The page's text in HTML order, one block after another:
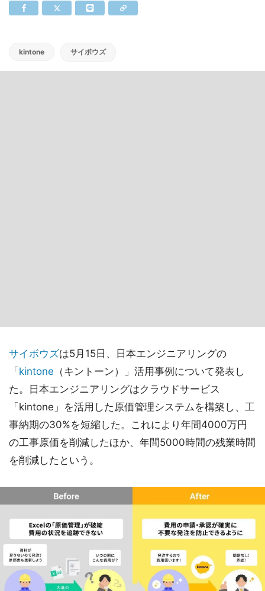
kintone サイボウズ
サイボウズは5月15日、日本エンジニアリングの
「 kintone （キントーン）」活用事例について発表し
た。日本エンジニアリングはクラウドサービス
「kintone」を活用した原価管理システムを構築し、工
事納期の30%を短縮した。これにより年間4000万円
の工事原価を削減したほか、年間5000時間の残業時間
を削減したという。